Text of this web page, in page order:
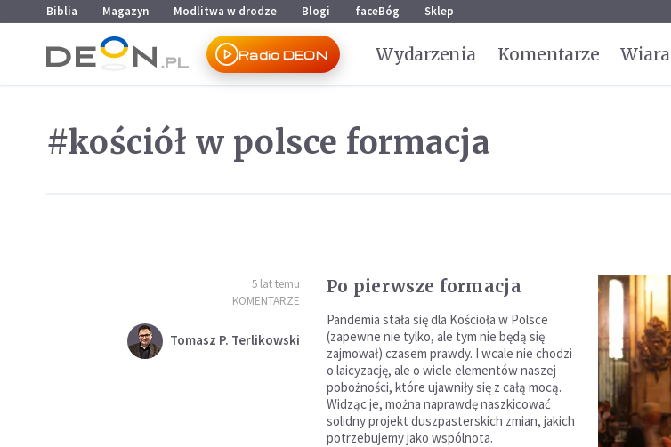
Przejdź do menu głównego
Przejdź do treści
Biblia Magazyn Modlitwa w drodze Blogi faceBóg Sklep
Radio DEON Wydarzenia Komentarze Wiara
#kościół w polsce formacja
5 lat temu
KOMENTARZE
Tomasz P. Terlikowski
Po pierwsze formacja
Pandemia stała się dla Kościoła w Polsce
(zapewne nie tylko, ale tym nie będą się
zajmował) czasem prawdy. I wcale nie chodzi
o laicyzację, ale o wiele elementów naszej
pobożności, które ujawniły się z całą mocą.
Widząc je, można naprawdę naszkicować
solidny projekt duszpasterskich zmian, jakich
potrzebujemy jako wspólnota.